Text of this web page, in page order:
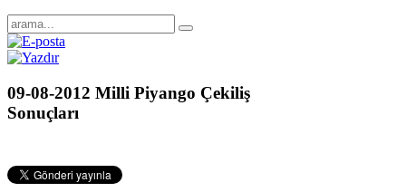
09-08-2012 Milli Piyango Çekiliş
Sonuçları